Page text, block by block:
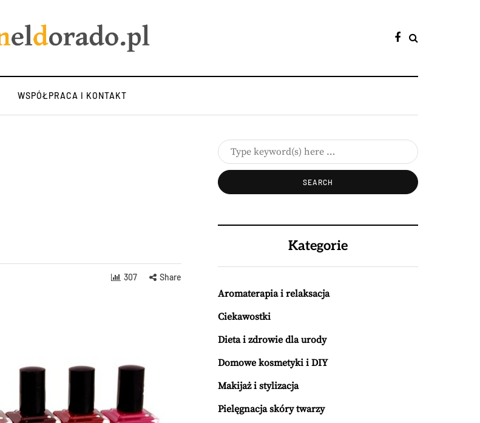
WSPÓŁPRACA I KONTAKT
307 Share
Kategorie
Aromaterapia i relaksacja
Ciekawostki
Dieta i zdrowie dla urody
Domowe kosmetyki i DIY
Makijaż i stylizacja
Pielęgnacja skóry twarzy